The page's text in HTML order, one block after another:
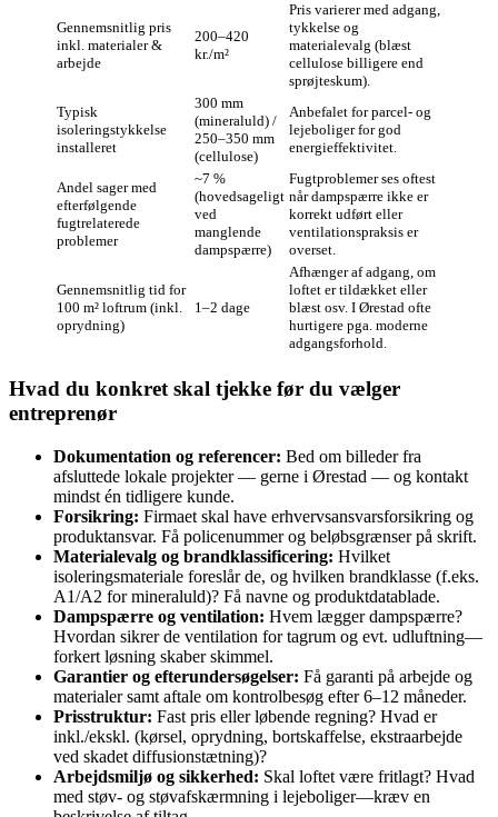
Gennemsnitlig pris
inkl. materialer &
arbejde
200–420
kr./m²
Pris varierer med adgang,
tykkelse og
materialevalg (blæst
cellulose billigere end
sprøjteskum).
Typisk
isoleringstykkelse
installeret
300 mm
(mineraluld) /
250–350 mm
(cellulose)
Anbefalet for parcel- og
lejeboliger for god
energieffektivitet.
Andel sager med
efterfølgende
fugtrelaterede
problemer
~7 %
(hovedsageligt
ved
manglende
dampspærre)
Fugtproblemer ses oftest
når dampspærre ikke er
korrekt udført eller
ventilationspraksis er
overset.
Gennemsnitlig tid for
100 m² loftrum (inkl.
oprydning)
1–2 dage
Afhænger af adgang, om
loftet er tildækket eller
blæst osv. I Ørestad ofte
hurtigere pga. moderne
adgangsforhold.
Hvad du konkret skal tjekke før du vælger
entreprenør
Dokumentation og referencer: Bed om billeder fra
afsluttede lokale projekter — gerne i Ørestad — og kontakt
mindst én tidligere kunde.
Forsikring: Firmaet skal have erhvervsansvarsforsikring og
produktansvar. Få policenummer og beløbsgrænser på skrift.
Materialevalg og brandklassificering: Hvilket
isoleringsmateriale foreslår de, og hvilken brandklasse (f.eks.
A1/A2 for mineraluld)? Få navne og produktdatablade.
Dampspærre og ventilation: Hvem lægger dampspærre?
Hvordan sikrer de ventilation for tagrum og evt. udluftning—
forkert løsning skaber skimmel.
Garantier og efterundersøgelser: Få garanti på arbejde og
materialer samt aftale om kontrolbesøg efter 6–12 måneder.
Prisstruktur: Fast pris eller løbende regning? Hvad er
inkl./ekskl. (kørsel, oprydning, bortskaffelse, ekstraarbejde
ved skadet diffusionstætning)?
Arbejdsmiljø og sikkerhed: Skal loftet være fritlagt? Hvad
med støv- og støvafskærmning i lejeboliger—kræv en